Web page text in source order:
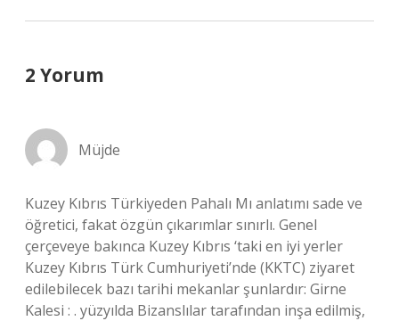
2 Yorum
Müjde
Kuzey Kıbrıs Türkiyeden Pahalı Mı anlatımı sade ve
öğretici, fakat özgün çıkarımlar sınırlı. Genel
çerçeveye bakınca Kuzey Kıbrıs ‘taki en iyi yerler
Kuzey Kıbrıs Türk Cumhuriyeti’nde (KKTC) ziyaret
edilebilecek bazı tarihi mekanlar şunlardır: Girne
Kalesi : . yüzyılda Bizanslılar tarafından inşa edilmiş,